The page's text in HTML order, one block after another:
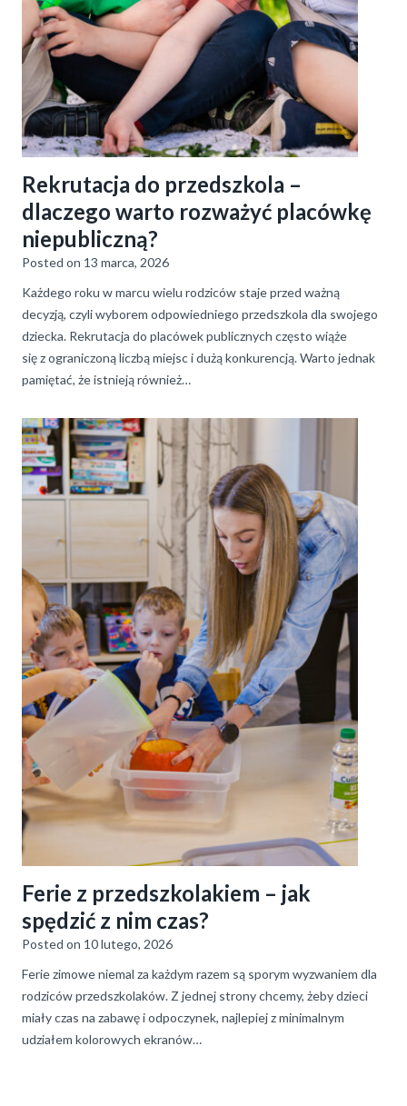
Rekrutacja do przedszkola –
dlaczego warto rozważyć placówkę
niepubliczną?
Posted on 13 marca, 2026
Każdego roku w marcu wielu rodziców staje przed ważną
decyzją, czyli wyborem odpowiedniego przedszkola dla swojego
dziecka. Rekrutacja do placówek publicznych często wiąże
się z ograniczoną liczbą miejsc i dużą konkurencją. Warto jednak
pamiętać, że istnieją również…
Ferie z przedszkolakiem – jak
spędzić z nim czas?
Posted on 10 lutego, 2026
Ferie zimowe niemal za każdym razem są sporym wyzwaniem dla
rodziców przedszkolaków. Z jednej strony chcemy, żeby dzieci
miały czas na zabawę i odpoczynek, najlepiej z minimalnym
udziałem kolorowych ekranów…